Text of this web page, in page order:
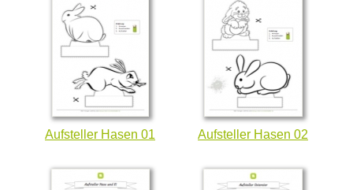
Aufsteller Hasen 01 Aufsteller Hasen 02